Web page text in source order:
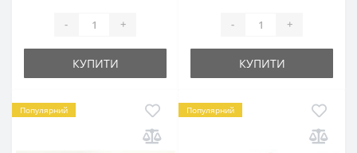
- +
КУПИТИ
- +
КУПИТИ
Популярний Популярний